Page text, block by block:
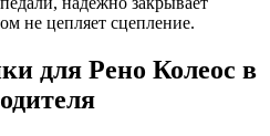
не цепляет сцепление.
для Рено Колеос в